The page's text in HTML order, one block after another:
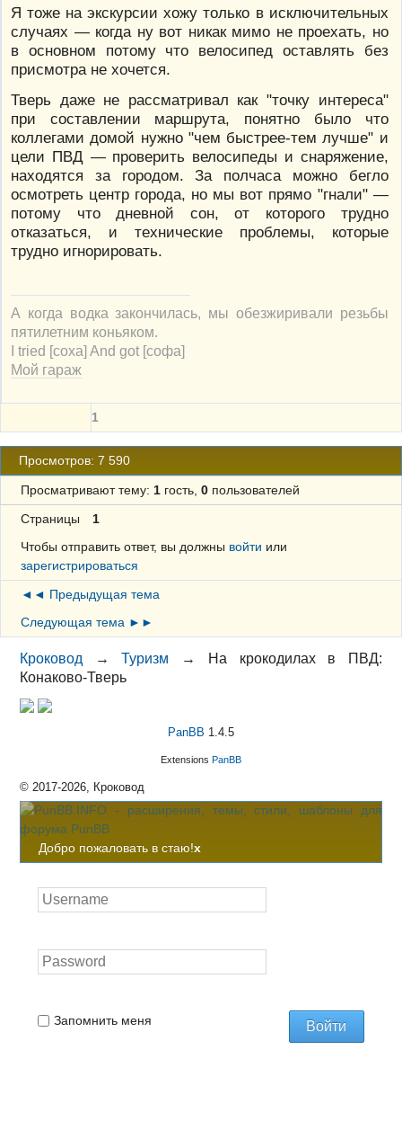
Я тоже на экскурсии хожу только в исключительных
случаях — когда ну вот никак мимо не проехать, но
в основном потому что велосипед оставлять без
присмотра не хочется.
Тверь даже не рассматривал как "точку интереса"
при составлении маршрута, понятно было что
коллегами домой нужно "чем быстрее-тем лучше" и
цели ПВД — проверить велосипеды и снаряжение,
находятся за городом. За полчаса можно бегло
осмотреть центр города, но мы вот прямо "гнали" —
потому что дневной сон, от которого трудно
отказаться, и технические проблемы, которые
трудно игнорировать.
А когда водка закончилась, мы обезжиривали резьбы
пятилетним коньяком.
I tried [соха] And got [софа]
Мой гараж
1
Просмотров: 7 590
Просматривают тему: 1гость, 0пользователей
Страницы
1
Чтобы отправить ответ, вы должны войти или
зарегистрироваться
◄◄ Предыдущая тема
Следующая тема ►►
Кроковод →Туризм →
На крокодилах в ПВД:
Конаково-Тверь
PanBB 1.4.5
Extensions PanBB
© 2017-2026, Кроковод
Добро пожаловать в стаю!x
Запомнить меня